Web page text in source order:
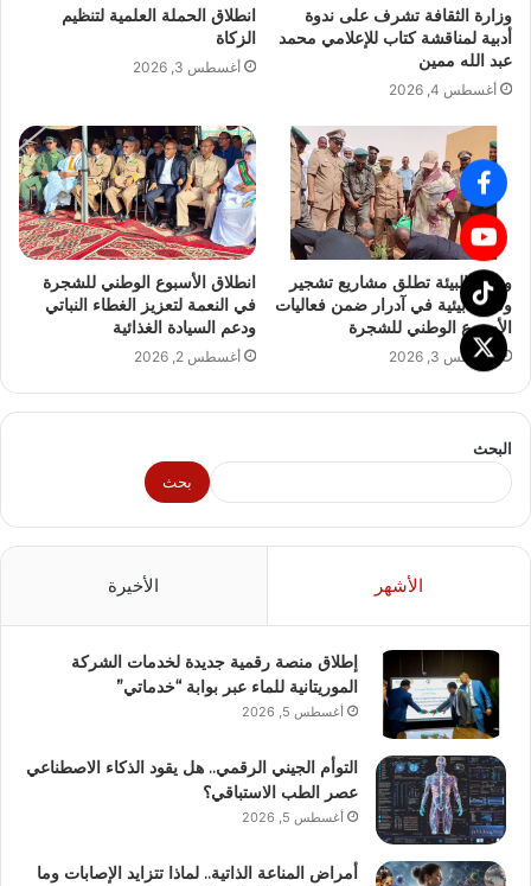
وزارة الثقافة تشرف على ندوة
أدبية لمناقشة كتاب للإعلامي محمد
عبد الله ممين
أغسطس 4, 2026
انطلاق الحملة العلمية لتنظيم
الزكاة
أغسطس 3, 2026
وزيرة البيئة تطلق مشاريع تشجير
وتنمية بيئية في آدرار ضمن فعاليات
الأسبوع الوطني للشجرة
أغسطس 3, 2026
انطلاق الأسبوع الوطني للشجرة
في النعمة لتعزيز الغطاء النباتي
ودعم السيادة الغذائية
أغسطس 2, 2026
البحث
بحث
الأشهر الأخيرة
إطلاق منصة رقمية جديدة لخدمات الشركة
الموريتانية للماء عبر بوابة “خدماتي”
أغسطس 5, 2026
التوأم الجيني الرقمي.. هل يقود الذكاء الاصطناعي
عصر الطب الاستباقي؟
أغسطس 5, 2026
أمراض المناعة الذاتية.. لماذا تتزايد الإصابات وما